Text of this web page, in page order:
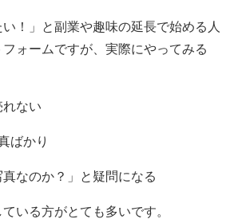
い！」と副業や趣味の延長で始める人
ォームですが、実際にやってみる
ない
ばかり
真なのか？」と疑問になる
いる方がとても多いです。